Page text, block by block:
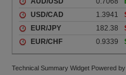
Technical Summary Widget Powered by